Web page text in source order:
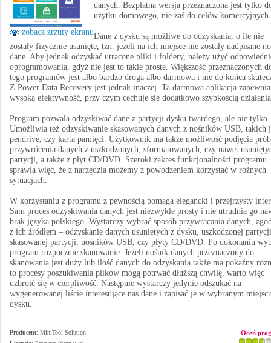
zobacz zrzuty ekranu
danych. Bezpłatna wersja przeznaczona jest tylko
użytku domowego, nie zaś do celów komercyjnych.
Dane z dysku są możliwe do odzyskania, o ile nie
zostały fizycznie usunięte, tzn. jeżeli na ich miejsce nie zostały nadpisane
dane. Aby jednak odzyskać utracone pliki i foldery, należy użyć
oprogramowania, gdyż nie jest to takie proste. Większość przeznaczonych
tego programów jest albo bardzo droga albo darmowa i nie do końca
Z Power Data Recovery jest jednak inaczej. Ta darmowa aplikacja zapewnia
wysoką efektywność, przy czym cechuje się dodatkowo szybkością
Program pozwala odzyskiwać dane z partycji dysku twardego, ale nie tylko.
Umożliwia też odzyskiwanie skasowanych danych z nośników USB, takich
pendrive, czy karta pamięci. Użytkownik ma także możliwość podjęcia
przywrócenia danych z uszkodzonych, sformatowanych, czy nawet
partycji, a także z płyt CD/DVD. Szeroki zakres funkcjonalności programu
sprawia więc, że z narzędzia możemy z powodzeniem korzystać w różnych
sytuacjach.
W korzystaniu z programu z pewnością pomaga elegancki i przejrzysty
Sam proces odzyskiwania danych jest niezwykle prosty i nie utrudnia go
brak języka polskiego. Wystarczy wybrać sposób przywracania danych,
z ich źródłem – odzyskanie danych usuniętych z dysku, uszkodzonej
skasowanej partycji, nośników USB, czy płyty CD/DVD. Po dokonaniu
program rozpocznie skanowanie. Jeżeli nośnik danych przeznaczony do
skanowania jest duży lub ilość danych do odzyskania także ma pokaźny
to procesy poszukiwania plików mogą potrwać dłuższą chwilę, warto więc
uzbroić się w cierpliwość. Następnie wystarczy jedynie odszukać na
wygenerowanej liście interesujące nas dane i zapisać je w wybranym
dysku.
Producent: MiniTool Solution
Oceń